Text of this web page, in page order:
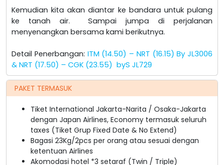
Kemudian kita akan diantar ke bandara untuk pulang
ke tanah air. Sampai jumpa di perjalanan
menyenangkan bersama kami berikutnya.
Detail Penerbangan: ITM (14.50) – NRT (16.15) By JL3006
& NRT (17.50) – CGK (23.55) byS JL729
PAKET TERMASUK
Tiket International Jakarta-Narita / Osaka-Jakarta
dengan Japan Airlines, Economy termasuk seluruh
taxes (Tiket Grup Fixed Date & No Extend)
Bagasi 23Kg/2pcs per orang atau sesuai dengan
ketentuan Airlines
Akomodasi hotel *3 setaraf (Twin / Triple)